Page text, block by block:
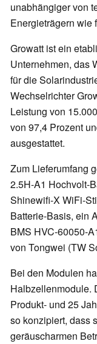
unabhängiger von
Energieträgern wie
Growatt ist ein
Unternehmen, das
für die
Wechselrichter
Leistung von
von 97,4 Prozent
ausgestattet.
Zum Lieferumfang
2.5H-A1 Hochvolt-
Shinewifi-X WiFi-
Batterie-Basis, ein
BMS HVC-60050-
von Tongwei (TW
Bei den Modulen
Halbzellenmodule.
Produkt- und 25
so konzipiert, dass
geräuscharmen